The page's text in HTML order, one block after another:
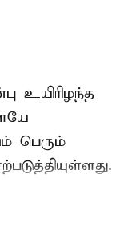
உயிரிழந்த
பெரும்